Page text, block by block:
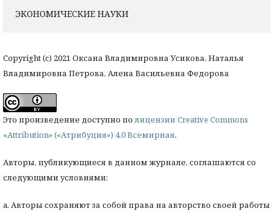
ЭКОНОМИЧЕСКИЕ НАУКИ
Copyright (c) 2021 Оксана Владимировна Усикова, Наталья
Владимировна Петрова, Алена Васильевна Федорова
Это произведение доступно полицензии Creative Commons
«Attribution» («Атрибуция») 4.0 Всемирная.
Авторы, публикующиеся в данном журнале, соглашаются со
следующими условиями:
a. Авторы сохраняют за собой права на авторство своей работы